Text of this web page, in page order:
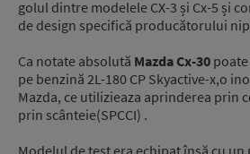
golul dintre modelele CX-3 și Cx-5 și
de design specifică producătorului
Ca notate absolută Mazda Cx-30
pe benzină 2L-180 CP Skyactive-x,o
Mazda, ce utilizieaza aprinderea prin
prin scânteie(SPCCI) .
Modelul de test era echipat însă cu